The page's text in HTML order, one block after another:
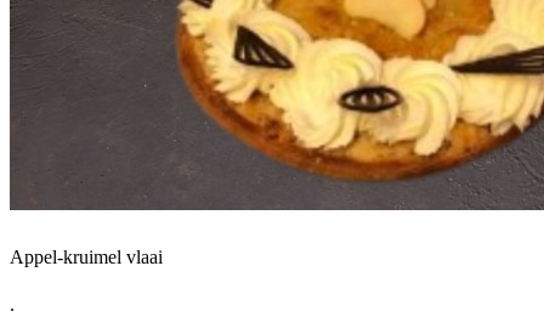
Appel-kruimel vlaai
.